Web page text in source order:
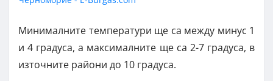
Минималните температури ще са между минус 1
и 4 градуса, а максималните ще са 2-7 градуса, в
източните райони до 10 градуса.